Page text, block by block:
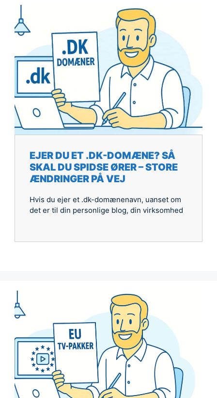
EJER DU ET .DK-DOMÆNE? SÅ
SKAL DU SPIDSE ØRER – STORE
ÆNDRINGER PÅ VEJ
Hvis du ejer et .dk-domænenavn, uanset om
det er til din personlige blog, din virksomhed